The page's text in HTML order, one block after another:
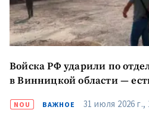
Войска РФ ударили по
в Винницкой области —
NOU ВАЖНОЕ 31 июля 2026 г.,